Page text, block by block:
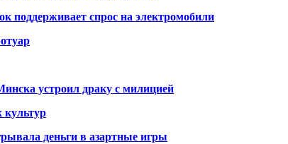
поддерживает спрос на электромобили
устроил драку с милицией
деньги в азартные игры